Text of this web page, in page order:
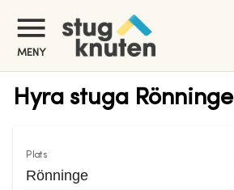
MENY
Hyra stuga Rönninge
Plats